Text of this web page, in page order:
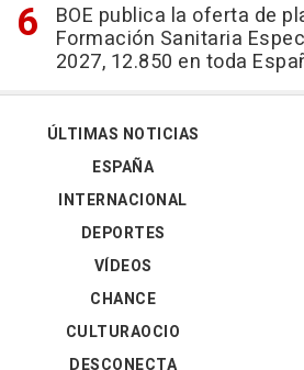
BOE publica la oferta de
Formación Sanitaria
2027, 12.850 en toda
ÚLTIMAS NOTICIAS
ESPAÑA
INTERNACIONAL
DEPORTES
VÍDEOS
CHANCE
CULTURAOCIO
DESCONECTA